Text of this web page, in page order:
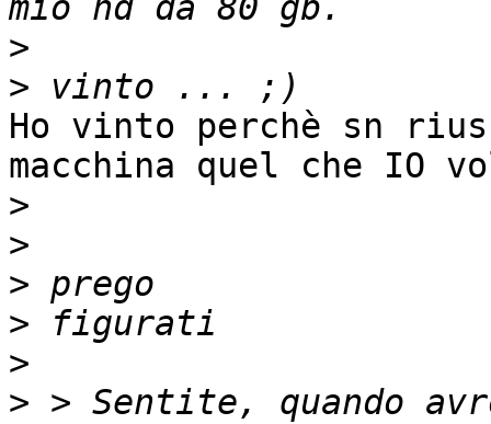
>
>
Ho vinto perchè sn
macchina quel che IO
>
>
>
>
>
> > Sentite, quando